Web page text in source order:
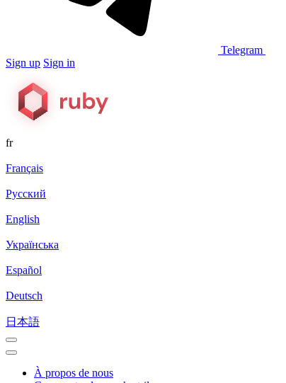
Telegram
Sign up Sign in
fr
Français
Русский
English
Українська
Español
Deutsch
日本語
À propos de nous